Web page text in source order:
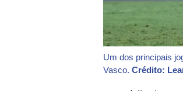
Um dos principais
Vasco.Crédito: